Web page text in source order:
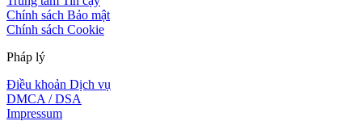
Chính sách Bảo mật
Chính sách Cookie
Pháp lý
Điều khoản Dịch vụ
DMCA / DSA
Impressum